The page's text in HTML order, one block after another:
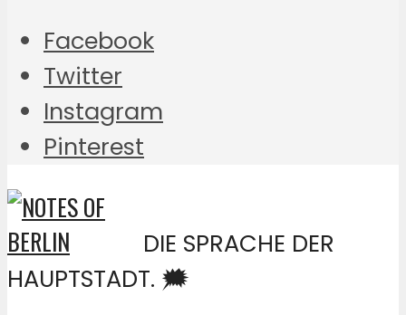
Facebook
Twitter
Instagram
Pinterest
DIE SPRACHE DER
HAUPTSTADT. 🗯️